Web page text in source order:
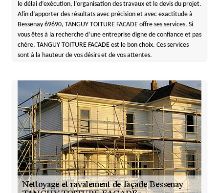
le délai d’exécution, l’organisation des travaux et le devis du projet.
Afin d’apporter des résultats avec précision et avec exactitude à
Bessenay 69690, TANGUY TOITURE FACADE offre ses services. Si
vous êtes à la recherche d’une entreprise digne de confiance et pas
chère, TANGUY TOITURE FACADE est le bon choix. Ces services
sont à la hauteur de vos désirs et de vos attentes.